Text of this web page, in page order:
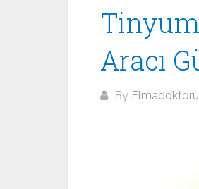
Aracı
By Elmadoktoru